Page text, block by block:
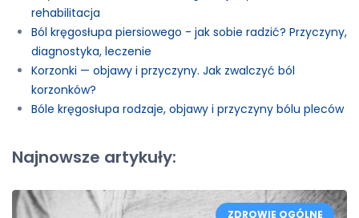
rehabilitacja
Ból kręgosłupa piersiowego - jak sobie radzić? Przyczyny,
diagnostyka, leczenie
Korzonki — objawy i przyczyny. Jak zwalczyć ból
korzonków?
Bóle kręgosłupa rodzaje, objawy i przyczyny bólu pleców
Najnowsze artykuły:
ZDROWIE OGÓLNE